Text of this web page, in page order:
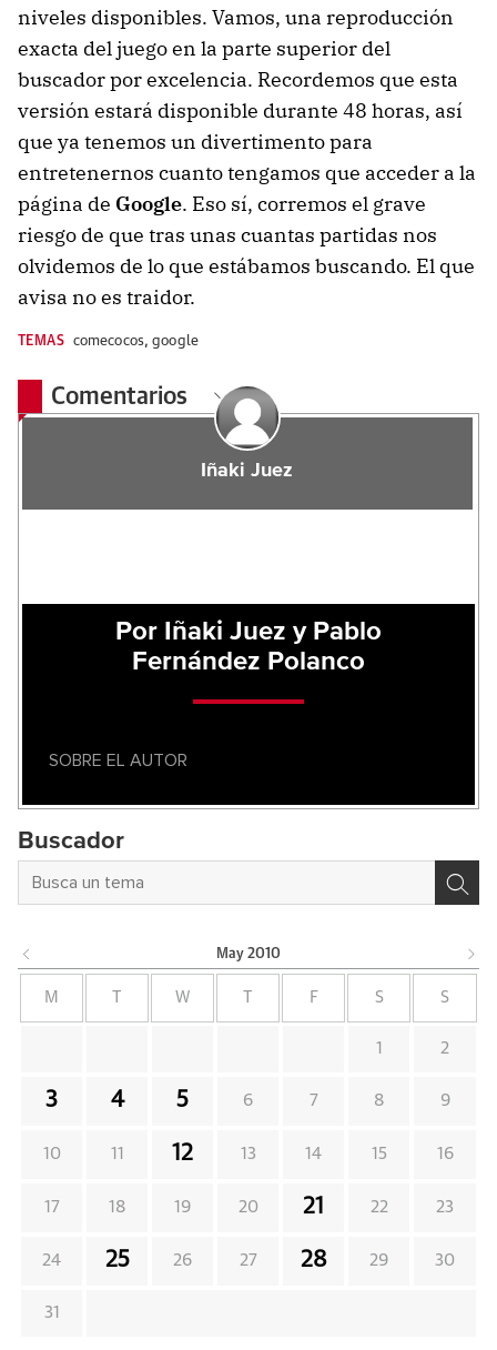
niveles disponibles. Vamos, una reproducción
exacta del juego en la parte superior del
buscador por excelencia. Recordemos que esta
versión estará disponible durante 48 horas, así
que ya tenemos un divertimento para
entretenernos cuanto tengamos que acceder a la
página de Google. Eso sí, corremos el grave
riesgo de que tras unas cuantas partidas nos
olvidemos de lo que estábamos buscando. El que
avisa no es traidor.
TEMAS comecocos,google
Comentarios
Iñaki Juez
Por Iñaki Juez y Pablo
Fernández Polanco
SOBRE EL AUTOR
Buscador
May 2010
M W F S S
1 2
3 4 5 6 7 8 9
10 11 12 13 14 15 16
17 18 19 20 21 22 23
24 25 26 27 28 29 30
31